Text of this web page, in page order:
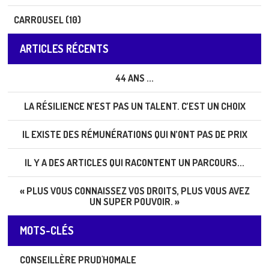
CARROUSEL (10)
ARTICLES RÉCENTS
44 ANS ...
LA RÉSILIENCE N’EST PAS UN TALENT. C’EST UN CHOIX
IL EXISTE DES RÉMUNÉRATIONS QUI N’ONT PAS DE PRIX
IL Y A DES ARTICLES QUI RACONTENT UN PARCOURS...
« PLUS VOUS CONNAISSEZ VOS DROITS, PLUS VOUS AVEZ
UN SUPER POUVOIR. »
MOTS-CLÉS
CONSEILLÈRE PRUD'HOMALE